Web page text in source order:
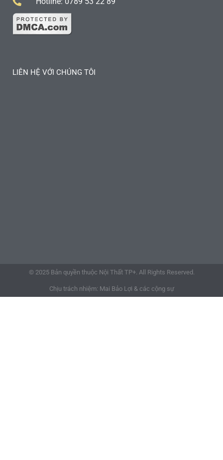
LIÊN HỆ VỚI CHÚNG TÔI
© 2025 Bản quyền thuộc Nội Thất TP+. All Rights Reserved.
Chịu trách nhiệm: Mai Bảo Lợi & các cộng sự